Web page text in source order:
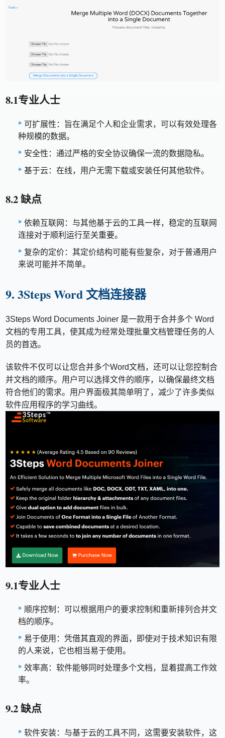
8.1专业人士
可扩展性：旨在满足个人和企业需求，可以有效处理各
种规模的数据。
安全性：通过严格的安全协议确保一流的数据隐私。
基于云：在线，用户无需下载或安装任何其他软件。
8.2 缺点
依赖互联网：与其他基于云的工具一样，稳定的互联网
连接对于顺利运行至关重要。
复杂的定价：其定价结构可能有些复杂，对于普通用户
来说可能并不简单。
9. 3Steps Word 文档连接器
3Steps Word Documents Joiner 是一款用于合并多个 Word
文档的专用工具，使其成为经常处理批量文档管理任务的人
员的首选。
该软件不仅可以让您合并多个Word文档，还可以让您控制合
并文档的顺序。用户可以选择文件的顺序，以确保最终文档
符合他们的需求。用户界面极其简单明了，减少了许多类似
软件应用程序的学习曲线。
9.1专业人士
顺序控制：可以根据用户的要求控制和重新排列合并文
档的顺序。
易于使用：凭借其直观的界面，即使对于技术知识有限
的人来说，它也相当易于使用。
效率高：软件能够同时处理多个文档，显着提高工作效
率。
9.2 缺点
软件安装：与基于云的工具不同，这需要安装软件，这